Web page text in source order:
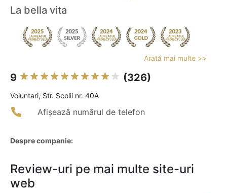
La bella vita
Arată mai multe >>
9 (326)
Voluntari, Str. Scolii nr. 40A
Afișează numărul de telefon
Despre companie:
Review-uri pe mai multe site-uri
web